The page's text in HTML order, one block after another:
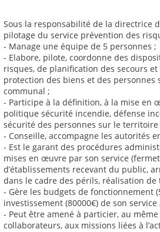
Sous la responsabilité de la directrice
pilotage du service prévention des
- Manage une équipe de 5 personnes ;
- Elabore, pilote, coordonne des
risques, de planification des secours
protection des biens et des personnes
communal ;
- Participe à la définition, à la mise en
politique sécurité incendie, défense
sécurité des personnes sur le
- Conseille, accompagne les autorités
- Est le garant des procédures
mises en œuvre par son service
d’établissements recevant du public,
dans le cadre des périls, réalisation de
- Gère les budgets de fonctionnement
investissement (80000€) de son service
- Peut être amené à particier, au
collaborateurs, aux missions liées à